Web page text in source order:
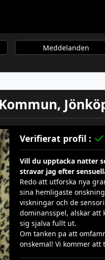
Meddelanden
Verifierat profil :
Vill du upptacka natter
stravar jag efter
Redo att utforska nya
sina hemligaste
viskningar och de
dominansspel, alskar att
sig sjalva fullt ut.
Om tanken pa att
onskemal! Vi kommer